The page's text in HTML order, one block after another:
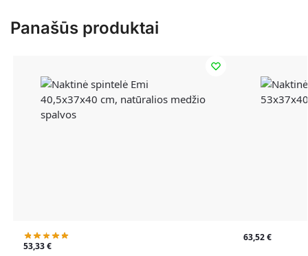
Panašūs produktai
53,33€
63,52€